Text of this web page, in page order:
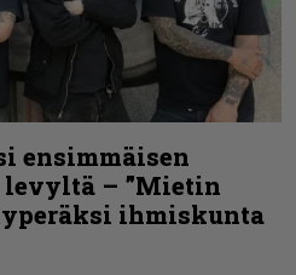
ensimmäisen
– ”Mietin
ihmiskunta